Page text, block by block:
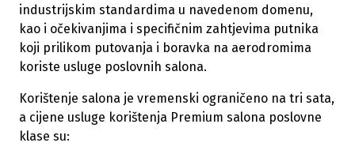
industrijskim standardima u navedenom domenu,
kao i očekivanjima i specifičnim zahtjevima putnika
koji prilikom putovanja i boravka na aerodromima
koriste usluge poslovnih salona.
Korištenje salona je vremenski ograničeno na tri sata,
a cijene usluge korištenja Premium salona poslovne
klase su: